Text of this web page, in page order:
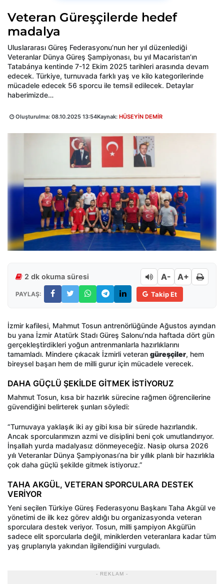
Veteran Güreşçilerde hedef
madalya
Uluslararası Güreş Federasyonu’nun her yıl düzenlediği
Veteranlar Dünya Güreş Şampiyonası, bu yıl Macaristan’ın
Tatabánya kentinde 7-12 Ekim 2025 tarihleri arasında devam
edecek. Türkiye, turnuvada farklı yaş ve kilo kategorilerinde
mücadele edecek 56 sporcu ile temsil edilecek. Detaylar
haberimizde…
Oluşturulma: 08.10.2025 13:54Kaynak: HÜSEYİN DEMİR
2 dk okuma süresi A- A+
PAYLAŞ: Takip Et
İzmir kafilesi, Mahmut Tosun antrenörlüğünde Ağustos ayından
bu yana İzmir Atatürk Stadı Güreş Salonu’nda haftada dört gün
gerçekleştirdikleri yoğun antrenmanlarla hazırlıklarını
tamamladı. Mindere çıkacak İzmirli veteran güreşçiler, hem
bireysel başarı hem de milli gurur için mücadele verecek.
DAHA GÜÇLÜ ŞEKİLDE GİTMEK İSTİYORUZ
Mahmut Tosun, kısa bir hazırlık sürecine rağmen öğrencilerine
güvendiğini belirterek şunları söyledi:
“Turnuvaya yaklaşık iki ay gibi kısa bir sürede hazırlandık.
Ancak sporcularımızın azmi ve disiplini beni çok umutlandırıyor.
İnşallah yurda madalyasız dönmeyeceğiz. Nasip olursa 2026
yılı Veteranlar Dünya Şampiyonası’na bir yıllık planlı bir hazırlıkla
çok daha güçlü şekilde gitmek istiyoruz.”
TAHA AKGÜL, VETERAN SPORCULARA DESTEK
VERİYOR
Yeni seçilen Türkiye Güreş Federasyonu Başkanı Taha Akgül ve
yönetimi de ilk kez görev aldığı bu organizasyonda veteran
sporculara destek veriyor. Tosun, milli şampiyon Akgül’ün
sadece elit sporcularla değil, miniklerden veteranlara kadar tüm
yaş gruplarıyla yakından ilgilendiğini vurguladı.
- REKLAM -